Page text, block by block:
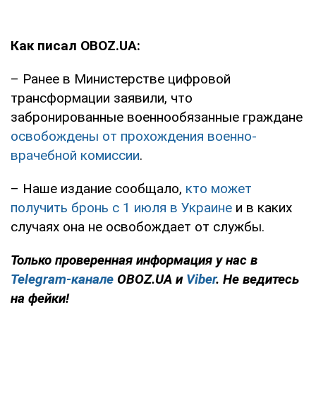
Как писал OBOZ.UA:
– Ранее в Министерстве цифровой
трансформации заявили, что
забронированные военнообязанные граждане
освобождены от прохождения военно-
врачебной комиссии.
– Наше издание сообщало, кто может
получить бронь с 1 июля в Украине и в каких
случаях она не освобождает от службы.
Только проверенная информация у нас в
Telegram-канале OBOZ.UA и Viber. Не ведитесь
на фейки!